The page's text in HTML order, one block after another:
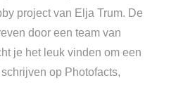
project van Elja Trum. De
door een team van
je het leuk vinden om een
op Photofacts,